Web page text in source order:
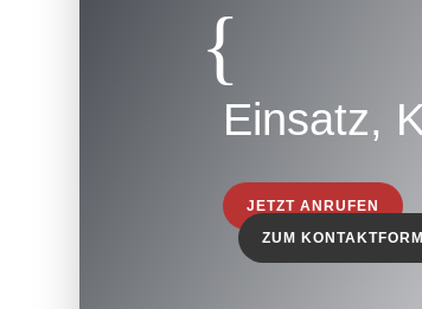
{
Einsatz,
JETZT ANRUFEN
ZUM